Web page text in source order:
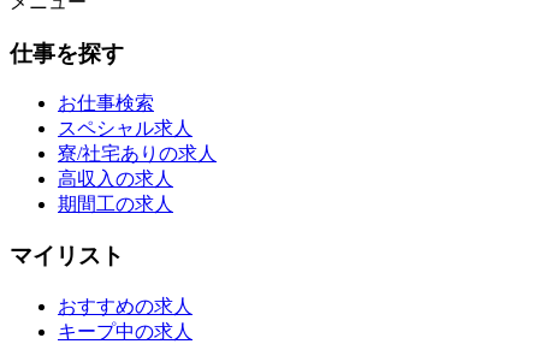
仕事を探す
お仕事検索
スペシャル求人
寮/社宅ありの求人
高収入の求人
期間工の求人
マイリスト
おすすめの求人
キープ中の求人